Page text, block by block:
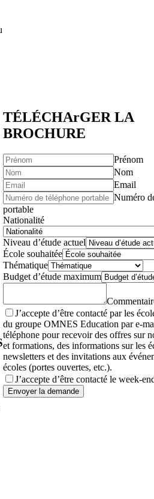
TÉLÉCHArGER LA
BROCHURE
Prénom
Nom
Email
Numéro
portable
Nationalité
Niveau d’étude actuel
École souhaitée
Thématique
Budget d’étude maximum
J’accepte d’être contacté par les
du groupe OMNES Education par e-
téléphone pour recevoir des offres sur
et formations, des informations sur les
newsletters et des invitations aux
écoles (portes ouvertes, etc.).
J’accepte d’être contacté le week-
Envoyer la demande